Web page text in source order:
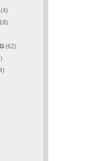
(4)
(62)